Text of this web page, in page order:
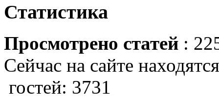
Статистика
Просмотрено статей :
Сейчас на сайте
гостей: 3731